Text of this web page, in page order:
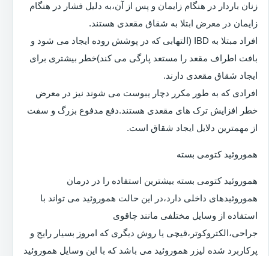
زنان باردار در هنگام زایمان و پس از آن،به دلیل فشار در هنگام
زایمان در معرض ابتلا به شقاق مقعدی هستند.
افراد مبتلا به IBD (التهابی که در پوشش روده ایجاد می شود و
بافت اطراف مقعد را مستعد پارگی می کند)خطر بیشتری برای
ایجاد شقاق مقعدی دارند.
افرادی که به طور مکرر دچار یبوست می شوند نیز در معرض
خطر افزایش ترک های مقعدی هستند.دفع مدفوع بزرگ و سفت
از مهمترین دلایل ایجاد شقاق است.
هموروئید کتومی بسته
هموروئید کتومی بسته بیشترین استفاده را در درمان
هموروئیدهای داخلی دارد،در این حالت هموروئید می تواند با
استفاده از وسایل مختلفی مانند چاقوی
جراحی،الکتروکوتر،قیچی یا روش دیگری که امروز بسیار رایج و
پرکاربرد شده لیزر هموروئید می باشد که با این وسایل هموروئید